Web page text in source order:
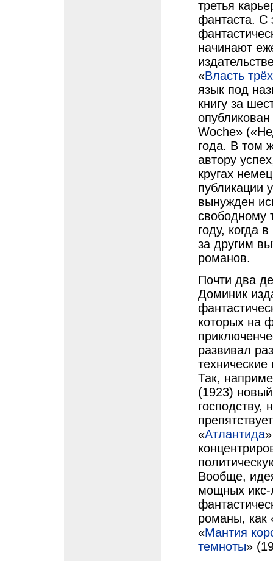
третья
фантаста. С
начинают
«Власть трёх
язык под
книгу за
Woche»
года. В том
автору
кругах
публикации
вынужден
свободному
году, когда
за другим
романов.
Почти два
Доминик
которых на
развивал
Так,
(1923)
господству,
«Атлантида
Вообще,
мощных икс-
романы, как
«Мантия
темноты»